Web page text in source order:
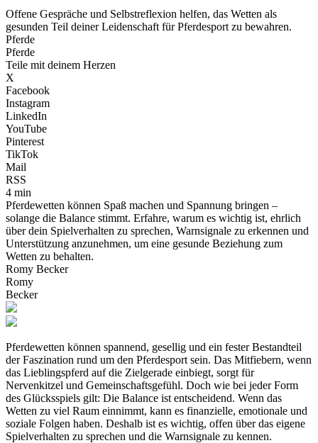
Offene Gespräche und Selbstreflexion helfen, das Wetten als
gesunden Teil deiner Leidenschaft für Pferdesport zu bewahren.
Pferde
Pferde
Teile mit deinem Herzen
X
Facebook
Instagram
LinkedIn
YouTube
Pinterest
TikTok
Mail
RSS
4 min
Pferdewetten können Spaß machen und Spannung bringen –
solange die Balance stimmt. Erfahre, warum es wichtig ist, ehrlich
über dein Spielverhalten zu sprechen, Warnsignale zu erkennen und
Unterstützung anzunehmen, um eine gesunde Beziehung zum
Wetten zu behalten.
Romy Becker
Romy
Becker
Pferdewetten können spannend, gesellig und ein fester Bestandteil
der Faszination rund um den Pferdesport sein. Das Mitfiebern, wenn
das Lieblingspferd auf die Zielgerade einbiegt, sorgt für
Nervenkitzel und Gemeinschaftsgefühl. Doch wie bei jeder Form
des Glücksspiels gilt: Die Balance ist entscheidend. Wenn das
Wetten zu viel Raum einnimmt, kann es finanzielle, emotionale und
soziale Folgen haben. Deshalb ist es wichtig, offen über das eigene
Spielverhalten zu sprechen und die Warnsignale zu kennen.